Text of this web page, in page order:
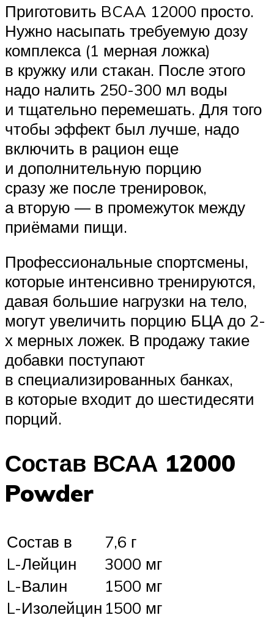
Приготовить BCAA 12000 просто.
Нужно насыпать требуемую дозу
комплекса (1 мерная ложка)
в кружку или стакан. После этого
надо налить 250-300 мл воды
и тщательно перемешать. Для того
чтобы эффект был лучше, надо
включить в рацион еще
и дополнительную порцию
сразу же после тренировок,
а вторую — в промежуток между
приёмами пищи.
Профессиональные спортсмены,
которые интенсивно тренируются,
давая большие нагрузки на тело,
могут увеличить порцию БЦА до 2-
х мерных ложек. В продажу такие
добавки поступают
в специализированных банках,
в которые входит до шестидесяти
порций.
Состав ВСАА 12000
Powder
Состав в
7,6 г
L-Лейцин
3000 мг
L-Валин
1500 мг
L-Изолейцин 1500 мг